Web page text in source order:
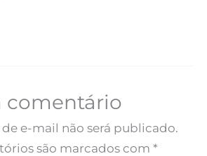
comentário
de e-mail não será publicado.
são marcados com *